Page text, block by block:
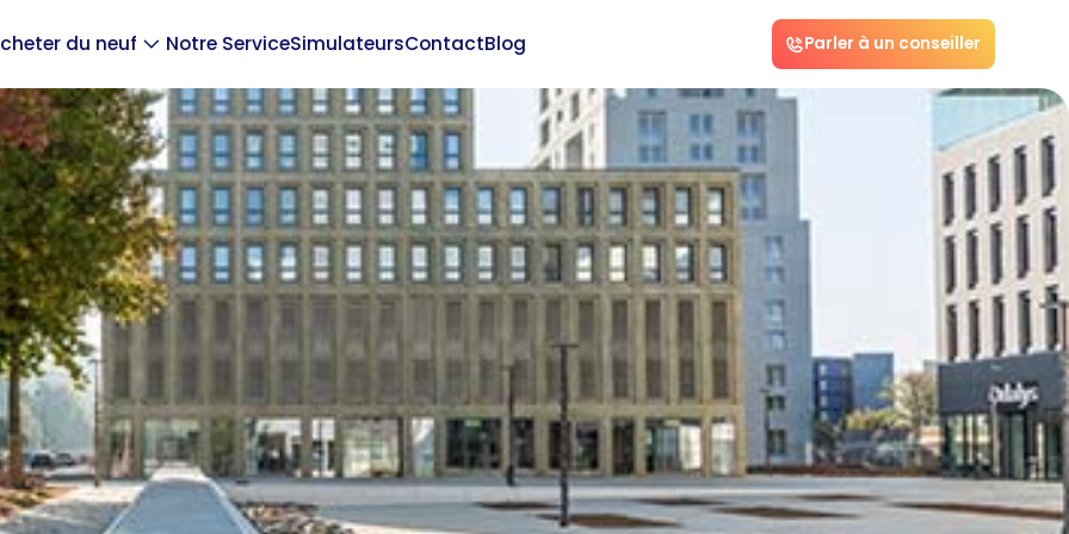
du neuf Notre ServiceSimulateursContactBlog Parler à un conseiller